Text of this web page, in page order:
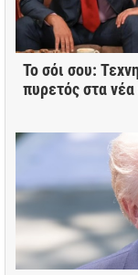
Το σόι σου:
πυρετός στα νέα